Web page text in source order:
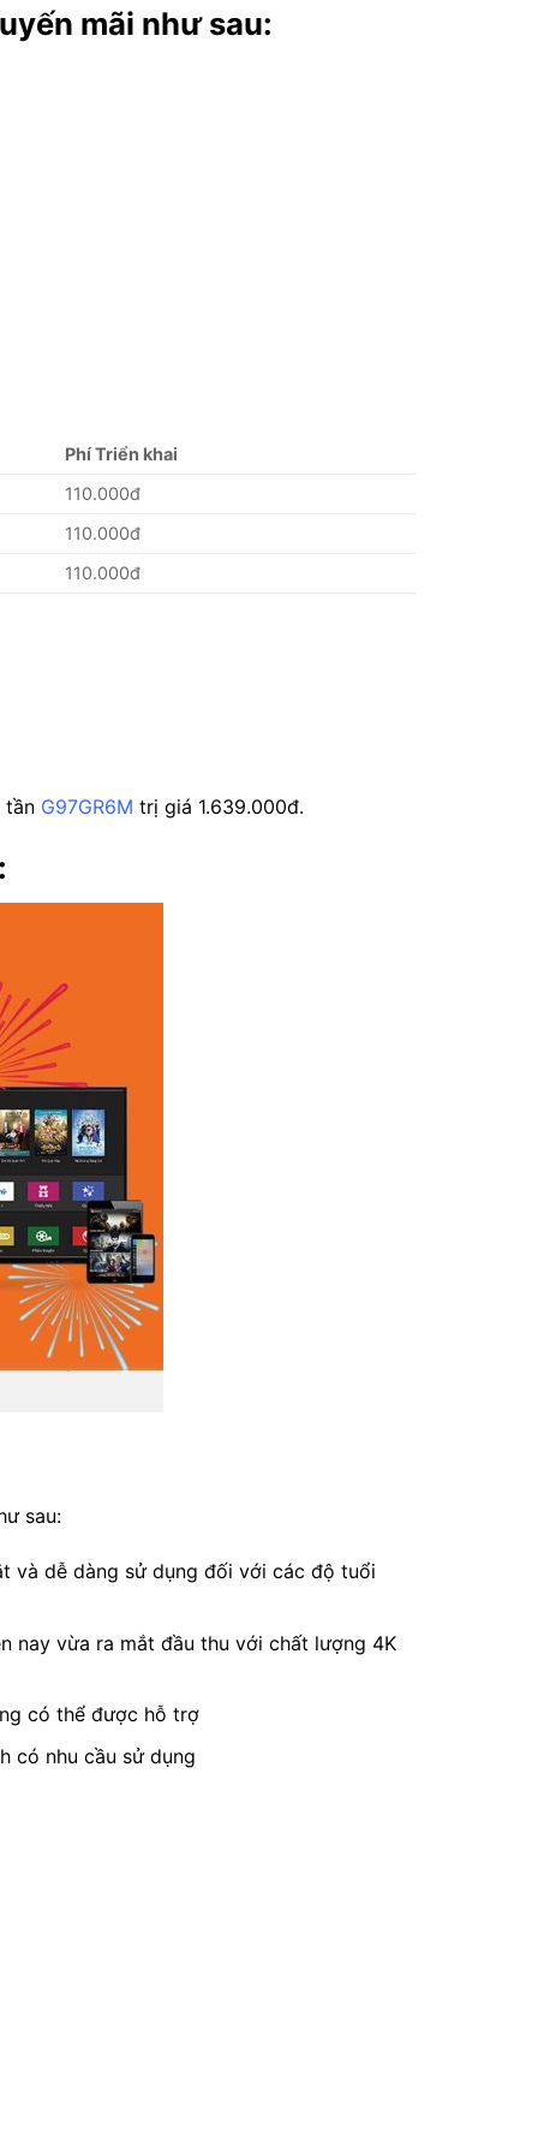
mãi như sau:
Phí Triển khai
110.000đ
110.000đ
110.000đ
tần G97GR6M trị giá 1.639.000đ.
sau:
và dễ dàng sử dụng đối với các độ tuổi
nay vừa ra mắt đầu thu với chất lượng 4K
có thể được hỗ trợ
có nhu cầu sử dụng